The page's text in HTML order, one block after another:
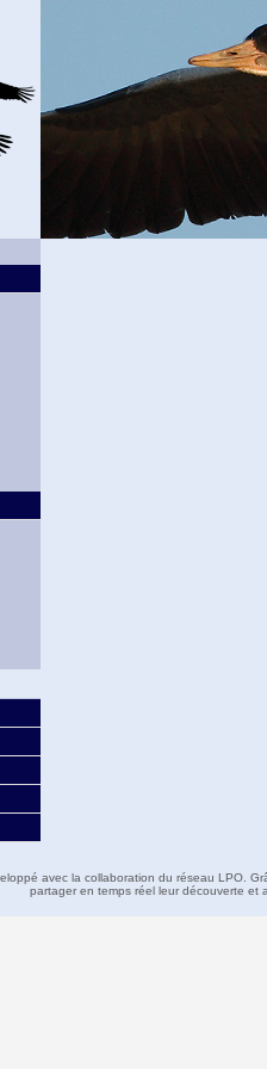
avec la collaboration du réseau LPO.
partager en temps réel leur découverte et